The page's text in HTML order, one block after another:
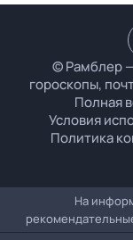
© Рамблер
гороскопы,
Полная
Условия
Политика
На